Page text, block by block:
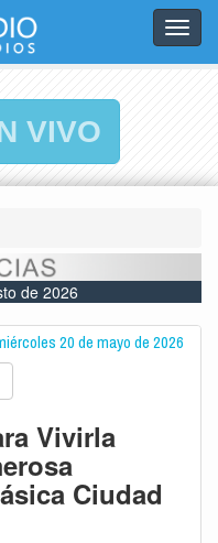
VIVO
de 2026
20 de mayo de 2026
Vivirla
Ciudad